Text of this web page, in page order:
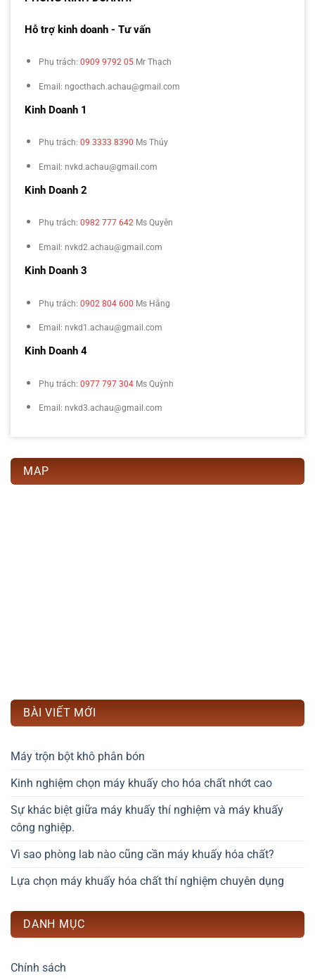
Hỗ trợ kinh doanh - Tư vấn
Phụ trách: 0909 9792 05 Mr Thạch
Email: ngocthach.achau@gmail.com
Kinh Doanh 1
Phụ trách: 09 3333 8390 Ms Thúy
Email: nvkd.achau@gmail.com
Kinh Doanh 2
Phụ trách: 0982 777 642 Ms Quyên
Email: nvkd2.achau@gmail.com
Kinh Doanh 3
Phụ trách: 0902 804 600 Ms Hằng
Email: nvkd1.achau@gmail.com
Kinh Doanh 4
Phụ trách: 0977 797 304 Ms Quỳnh
Email: nvkd3.achau@gmail.com
MAP
BÀI VIẾT MỚI
Máy trộn bột khô phân bón
Kinh nghiệm chọn máy khuấy cho hóa chất nhớt cao
Sự khác biệt giữa máy khuấy thí nghiệm và máy khuấy
công nghiệp.
Vì sao phòng lab nào cũng cần máy khuấy hóa chất?
Lựa chọn máy khuấy hóa chất thí nghiệm chuyên dụng
DANH MỤC
Chính sách